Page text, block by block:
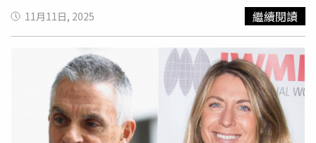
聞》訪問時表示，他過去發表那些具爭議性的觀點，是因為
「拿了錢」。自今年7月以來，邦吉諾還因艾普斯坦案陷入
尷尬的處境。該月，美國司法部（Department of
Justice）與FBI高層共同發布了1份備忘錄，推翻先前承諾
公開艾普斯坦調查檔案的說法，並對邦吉諾在其播客中長期
宣傳的多項陰謀論潑了冷水。這份備忘錄激怒了許多川普的
支持者，因為他們長期信奉與艾普斯坦相關的陰謀論，包括
艾普斯坦的「秘密客戶名單」仍尚未公開，以及艾普斯坦在
提告，索賠金額「不少於10億美元」。信函指控《BBC》
「故意省略」川普呼籲支持者「和平與愛國地遊行」的部
分，並「欺騙性地拼接」3段影片，使其看似直接煽動暴
力。律師指這構成「虛假且誹謗性的報導」，嚴重損害川普
名譽與財務利益。根據美國法律，公眾人物必須證明被告
「明知內容虛假卻仍發佈」方能勝訴；而英格蘭與威爾斯的
法律則要求原告證明該出版品造成或可能造成「嚴重名譽損
害」。即便如此，川普仍堅稱《BBC》的行為已超越新聞錯
11月11日, 2025 繼續閱讀